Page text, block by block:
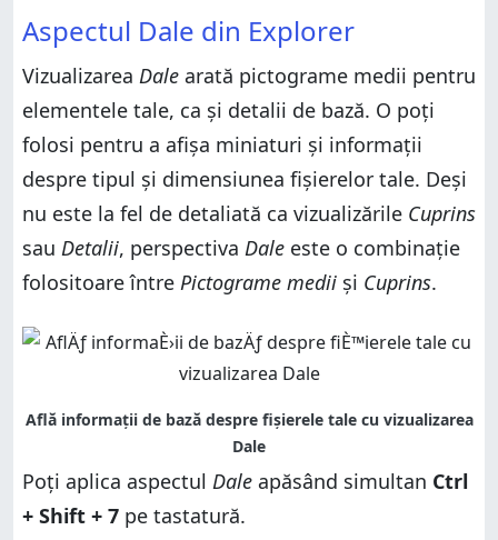
Aspectul Dale din Explorer
Vizualizarea Dale arată pictograme medii pentru
elementele tale, ca și detalii de bază. O poți
folosi pentru a afișa miniaturi și informații
despre tipul și dimensiunea fișierelor tale. Deși
nu este la fel de detaliată ca vizualizările Cuprins
sau Detalii, perspectiva Dale este o combinație
folositoare între Pictograme medii și Cuprins.
Poți aplica aspectul Dale apăsând simultan Ctrl
+ Shift + 7 pe tastatură.